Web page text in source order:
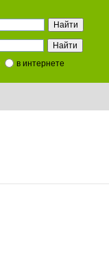
в интернете